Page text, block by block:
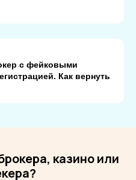
с фейковыми
Как вернуть
казино или